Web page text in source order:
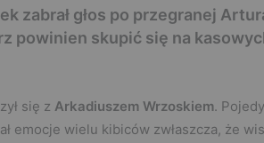
zabrał głos po przegranej
powinien skupić się na
się z Arkadiuszem Wrzoskiem.
emocje wielu kibiców zwłaszcza, że